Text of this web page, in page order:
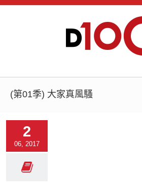
(第01季) 大家真風騷
2
06, 2017